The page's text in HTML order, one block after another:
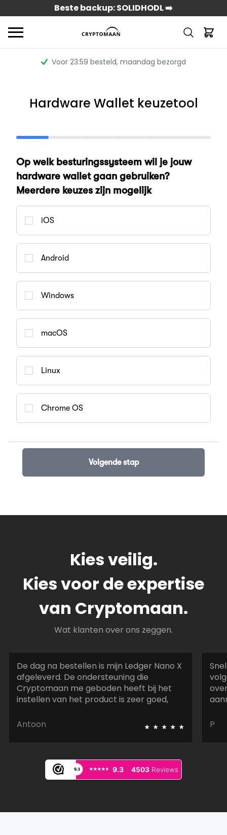
Beste backup: SOLIDHODL ➡️
Voor 23:59 besteld, maandag bezorgd
Hardware Wallet keuzetool
Kies veilig.
Kies voor de expertise
van Cryptomaan.
Wat klanten over ons zeggen.
De dag na bestellen is mijn Ledger Nano X
afgeleverd. De ondersteuning die
Cryptomaan me geboden heeft bij het
instellen van het product is zeer goed,
Antoon
⭑ ⭑ ⭑ ⭑ ⭑
P
9.3 ⭑⭑⭑⭑⭑
⭑⭑⭑⭑⭑ 9.3 4503Reviews